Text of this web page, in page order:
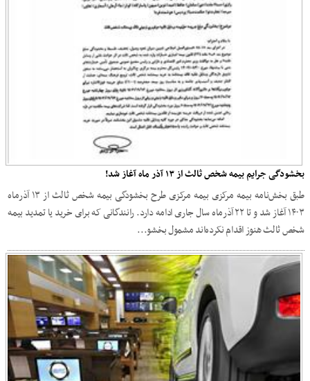
بخشودگی جرایم بیمه شخص ثالث از ۱۳ آذر ماه آغاز شد!
طبق بخش‌نامه بیمه مرکزی بیمه مرکزی طرح بخشودگی بیمه شخص ثالث از ۱۳ آذرماه
۱۴۰۳ آغاز شد و تا ۲۲ آذرماه سال جاری ادامه دارد. رانندگانی که برای خرید یا تمدید بیمه
شخص ثالث هنوز اقدام نکرده‌اند مشمول بخشو...